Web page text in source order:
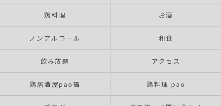
鶏料理 お酒
ノンアルコール 和食
飲み放題 アクセス
鶏居酒屋pao福 鶏料理 pao